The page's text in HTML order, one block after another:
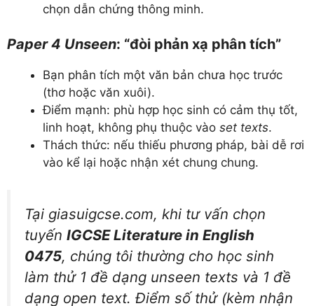
chọn dẫn chứng thông minh.
Paper 4 Unseen: “đòi phản xạ phân tích”
Bạn phân tích một văn bản chưa học trước
(thơ hoặc văn xuôi).
Điểm mạnh: phù hợp học sinh có cảm thụ tốt,
linh hoạt, không phụ thuộc vào set texts.
Thách thức: nếu thiếu phương pháp, bài dễ rơi
vào kể lại hoặc nhận xét chung chung.
Tại giasuigcse.com, khi tư vấn chọn
tuyến IGCSE Literature in English
0475, chúng tôi thường cho học sinh
làm thử 1 đề dạng unseen texts và 1 đề
dạng open text. Điểm số thử (kèm nhận